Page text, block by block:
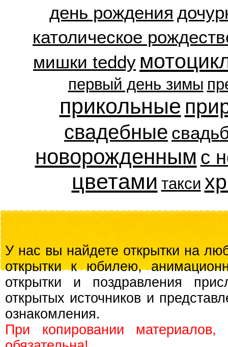
день рождения
католическое
мишки teddy
первый день зимы
прикольные
свадебные
новорожденным с
цветами такси
У нас вы найдете открытки на
открытки к юбилею,
открытки и поздравления
открытых источников и
ознакомления.
При копировании